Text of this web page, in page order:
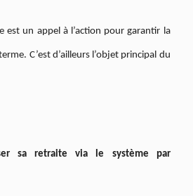
est un appel à l’action pour garantir la
C’est d’ailleurs l’objet principal du
sa retraite via le système par